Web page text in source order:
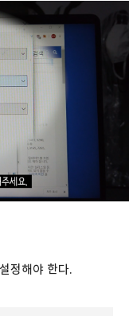
정해야 한다.